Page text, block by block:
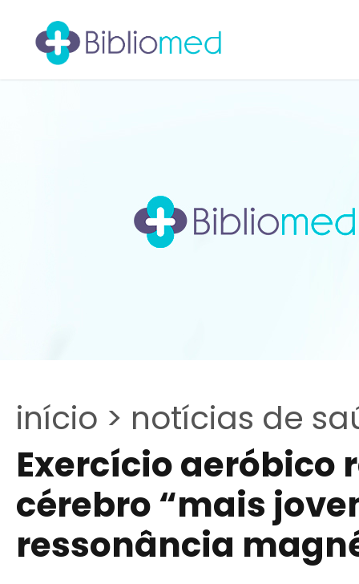
início > notícias de
Exercício aeróbico
cérebro “mais
ressonância